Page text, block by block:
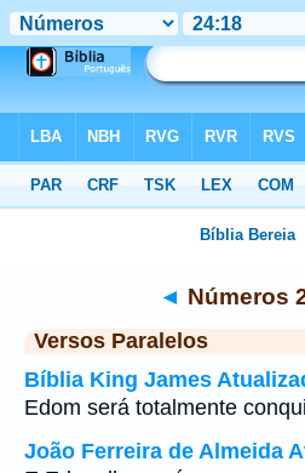
◄ Números
Versos Paralelos
Bíblia King James
Edom será totalmente
João Ferreira de Almeida